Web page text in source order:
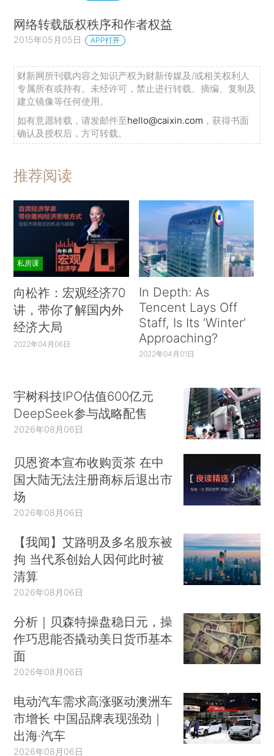
网络转载版权秩序和作者权益
2015年05月05日 APP打开
财新网所刊载内容之知识产权为财新传媒及/或相关权利人
专属所有或持有。未经许可，禁止进行转载、摘编、复制及
建立镜像等任何使用。
如有意愿转载，请发邮件至hello@caixin.com ，获得书面
确认及授权后，方可转载。
推荐阅读
私房课
向松祚：宏观经济70
讲，带你了解国内外
经济大局
2022年04月06日
In Depth: As
Tencent Lays Off
Staff, Is Its ‘Winter’
Approaching?
2022年04月01日
宇树科技IPO估值600亿元
DeepSeek参与战略配售
2026年08月06日
贝恩资本宣布收购贡茶 在中
国大陆无法注册商标后退出市
场
2026年08月06日
【我闻】艾路明及多名股东被
拘 当代系创始人因何此时被
清算
2026年08月06日
分析｜贝森特操盘稳日元，操
作巧思能否撬动美日货币基本
面
2026年08月06日
电动汽车需求高涨驱动澳洲车
市增长 中国品牌表现强劲｜
出海·汽车
2026年08月06日